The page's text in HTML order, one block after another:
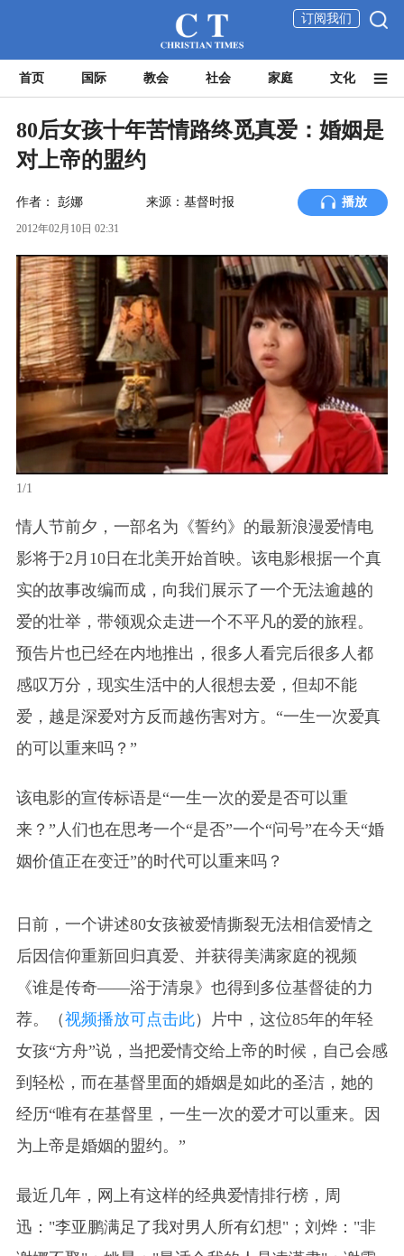
订阅我们
首页 国际 教会 社会 家庭 文化
80后女孩十年苦情路终觅真爱：婚姻是
对上帝的盟约
作者： 彭娜 来源：基督时报 播放
2012年02月10日 02:31
1/1
情人节前夕，一部名为《誓约》的最新浪漫爱情电
影将于2月10日在北美开始首映。该电影根据一个真
实的故事改编而成，向我们展示了一个无法逾越的
爱的壮举，带领观众走进一个不平凡的爱的旅程。
预告片也已经在内地推出，很多人看完后很多人都
感叹万分，现实生活中的人很想去爱，但却不能
爱，越是深爱对方反而越伤害对方。“一生一次爱真
的可以重来吗？”
该电影的宣传标语是“一生一次的爱是否可以重
来？”人们也在思考一个“是否”一个“问号”在今天“婚
姻价值正在变迁”的时代可以重来吗？
日前，一个讲述80女孩被爱情撕裂无法相信爱情之
后因信仰重新回归真爱、并获得美满家庭的视频
《谁是传奇——浴于清泉》也得到多位基督徒的力
荐。（视频播放可点击此）片中，这位85年的年轻
女孩“方舟”说，当把爱情交给上帝的时候，自己会感
到轻松，而在基督里面的婚姻是如此的圣洁，她的
经历“唯有在基督里，一生一次的爱才可以重来。因
为上帝是婚姻的盟约。”
最近几年，网上有这样的经典爱情排行榜，周
迅："李亚鹏满足了我对男人所有幻想"；刘烨："非